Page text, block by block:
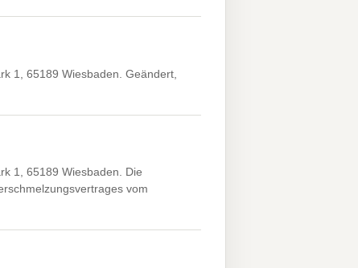
1, 65189 Wiesbaden. Geändert,
1, 65189 Wiesbaden. Die
vom